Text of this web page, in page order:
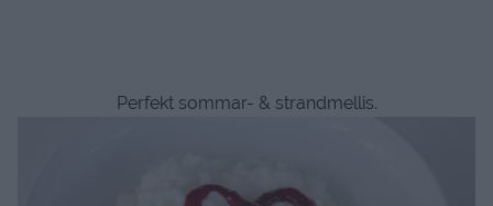
Perfekt sommar- & strandmellis.